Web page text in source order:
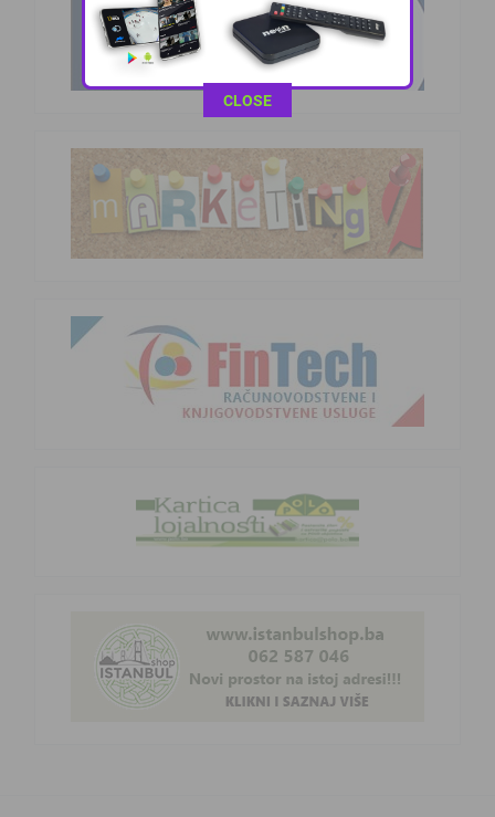
This popup will close in:
CLOSE